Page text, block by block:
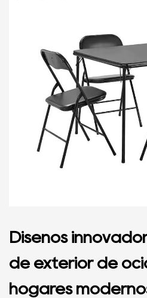
Diseños
de exterior de
hogares